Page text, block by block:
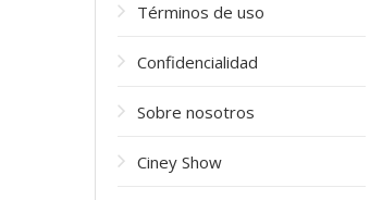
Términos de uso
Confidencialidad
Sobre nosotros
Ciney Show